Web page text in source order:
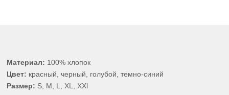
Материал: 100% хлопок
Цвет: красный, черный, голубой, темно-синий
Размер: S, M, L, XL, XXl